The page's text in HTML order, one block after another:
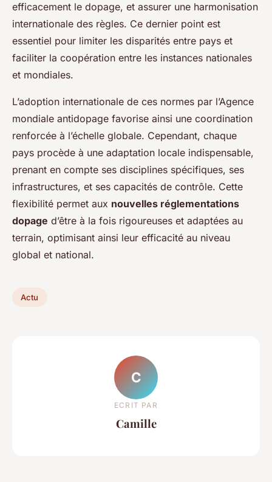
efficacement le dopage, et assurer une harmonisation
internationale des règles. Ce dernier point est
essentiel pour limiter les disparités entre pays et
faciliter la coopération entre les instances nationales
et mondiales.
L’adoption internationale de ces normes par l’Agence
mondiale antidopage favorise ainsi une coordination
renforcée à l’échelle globale. Cependant, chaque
pays procède à une adaptation locale indispensable,
prenant en compte ses disciplines spécifiques, ses
infrastructures, et ses capacités de contrôle. Cette
flexibilité permet aux nouvelles réglementations
dopage d’être à la fois rigoureuses et adaptées au
terrain, optimisant ainsi leur efficacité au niveau
global et national.
Actu
C
ECRIT PAR
Camille